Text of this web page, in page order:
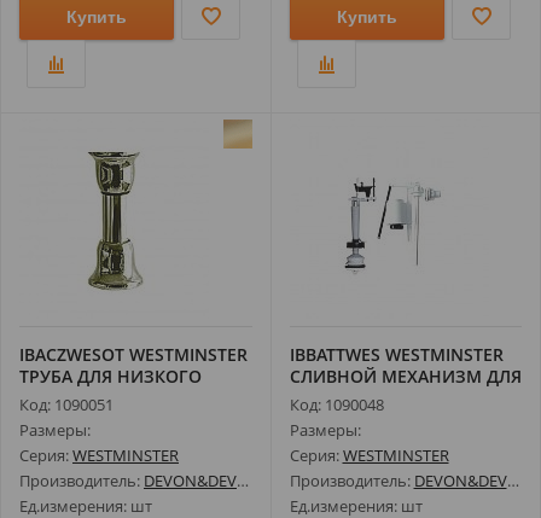
Купить Купить
IBACZWESOT WESTMINSTER
ТРУБА ДЛЯ НИЗКОГО
БАЧКА, СВЕТ...
Код: 1090051
Размеры:
Серия:WESTMINSTER
Производитель: DEVON&DEVON
Ед.измерения: шт
IBBATTWES WESTMINSTER
СЛИВНОЙ МЕХАНИЗМ ДЛЯ
МОНОБЛОКА
Код: 1090048
Размеры:
Серия:WESTMINSTER
Производитель: DEVON&DEVON
Ед.измерения: шт